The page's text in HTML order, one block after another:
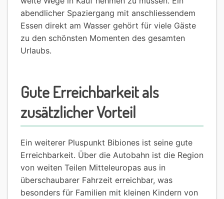
abendlicher Spaziergang mit anschliessendem
Essen direkt am Wasser gehört für viele Gäste
zu den schönsten Momenten des gesamten
Urlaubs.
Gute Erreichbarkeit als
zusätzlicher Vorteil
Ein weiterer Pluspunkt Bibiones ist seine gute
Erreichbarkeit. Über die Autobahn ist die Region
von weiten Teilen Mitteleuropas aus in
überschaubarer Fahrzeit erreichbar, was
besonders für Familien mit kleinen Kindern von